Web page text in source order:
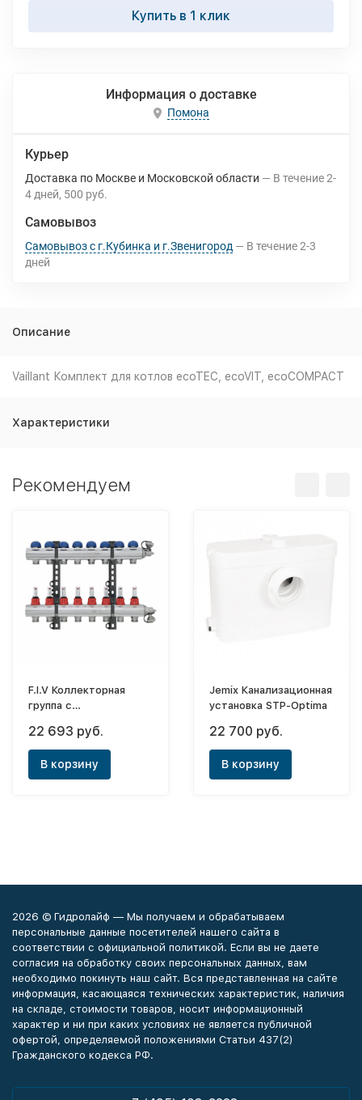
Купить в 1 клик
Информация о доставке
Помона
Курьер
Доставка по Москве и Московской области В течение2-
4 дней 500 руб.
Самовывоз
Самовывоз с г.Кубинка и г.Звенигород В течение2-3
дней
Описание
Vaillant Комплект для котлов ecoTEC, ecoVIT, ecoCOMPACT
Характеристики
Рекомендуем
F.I.V Коллекторная
группа с
выходов
22 693 руб.
В корзину
Jemix Канализационная
установка STP-Optima
22 700 руб.
В корзину
2026 © Гидролайф — Мы получаем и обрабатываем
персональные данные посетителей нашего сайта в
соответствии с официальной политикой. Если вы не даете
согласия на обработку своих персональных данных, вам
необходимо покинуть наш сайт. Вся представленная на сайте
информация, касающаяся технических характеристик, наличия
на складе, стоимости товаров, носит информационный
характер и ни при каких условиях не является публичной
офертой, определяемой положениями Статьи 437(2)
Гражданского кодекса РФ.